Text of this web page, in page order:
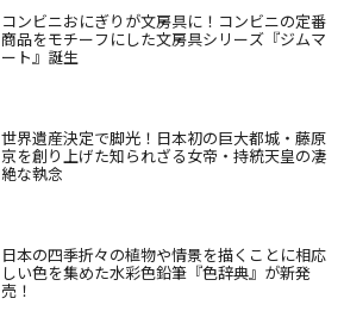
コンビニおにぎりが文房具に！コンビニの定番
商品をモチーフにした文房具シリーズ『ジムマ
ート』誕生
世界遺産決定で脚光！日本初の巨大都城・藤原
京を創り上げた知られざる女帝・持統天皇の凄
絶な執念
日本の四季折々の植物や情景を描くことに相応
しい色を集めた水彩色鉛筆『色辞典』が新発
売！